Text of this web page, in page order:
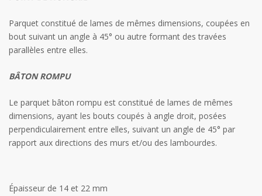
Parquet constitué de lames de mêmes dimensions, coupées en
bout suivant un angle à 45° ou autre formant des travées
parallèles entre elles.
BÂTONROMPU
Le parquet bâton rompu est constitué de lames de mêmes
dimensions, ayant les bouts coupés à angle droit, posées
perpendiculairement entre elles, suivant un angle de 45° par
rapport aux directions des murs et/ou des lambourdes.
Épaisseur de 14 et 22 mm